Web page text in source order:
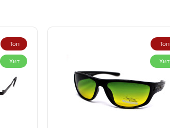
Топ
Хит
Топ
Хит